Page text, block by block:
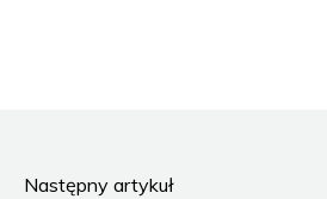
Następny artykuł